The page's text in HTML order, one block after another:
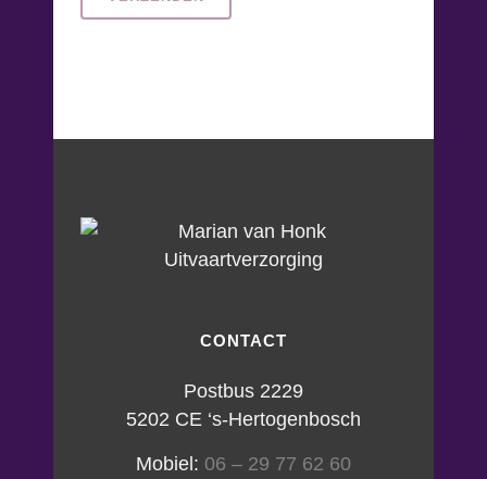
CONTACT
Postbus 2229
5202 CE ‘s-Hertogenbosch
Mobiel: 06 – 29 77 62 60